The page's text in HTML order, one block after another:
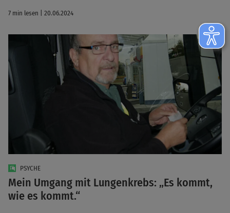
7 min lesen | 20.06.2024
PSYCHE
Mein Umgang mit Lungenkrebs: „Es kommt,
wie es kommt.“